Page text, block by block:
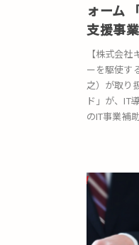
ォーム
支援事
【株式会
ーを駆使す
之）が取り
ド」が、IT
のIT事業補